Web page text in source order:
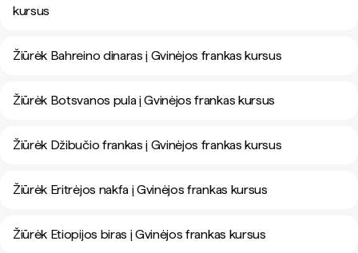
kursus
Žiūrėk Bahreino dinaras į Gvinėjos frankas kursus
Žiūrėk Botsvanos pula į Gvinėjos frankas kursus
Žiūrėk Džibučio frankas į Gvinėjos frankas kursus
Žiūrėk Eritrėjos nakfa į Gvinėjos frankas kursus
Žiūrėk Etiopijos biras į Gvinėjos frankas kursus